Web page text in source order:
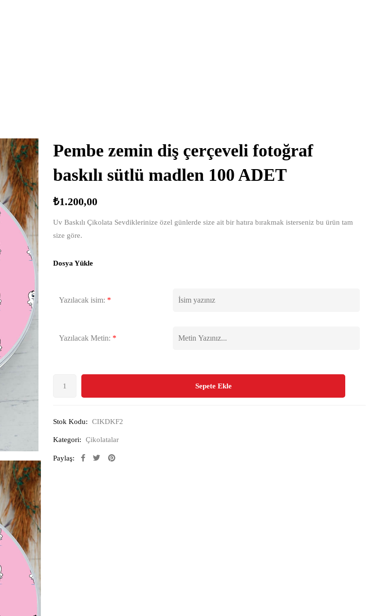
Pembe zemin diş çerçeveli fotoğraf
baskılı sütlü madlen 100 ADET
₺1.200,00
Uv Baskılı Çikolata Sevdiklerinize özel günlerde size ait bir hatıra bırakmak isterseniz bu ürün tam
size göre.
Dosya Yükle
Yazılacak isim: *
Yazılacak Metin: *
Sepete Ekle
Stok Kodu: CIKDKF2
Kategori: Çikolatalar
Paylaş: